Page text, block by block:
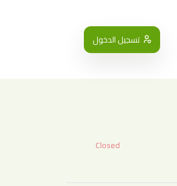
تسجيل الدخول
Closed